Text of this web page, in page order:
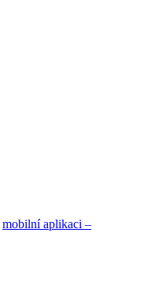
mobilní aplikaci –